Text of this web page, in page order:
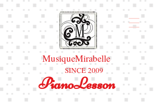
MusiqueMirabelle
SINCE 2009
PianoLesson